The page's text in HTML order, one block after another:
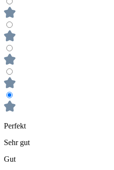
Perfekt
Sehr gut
Gut